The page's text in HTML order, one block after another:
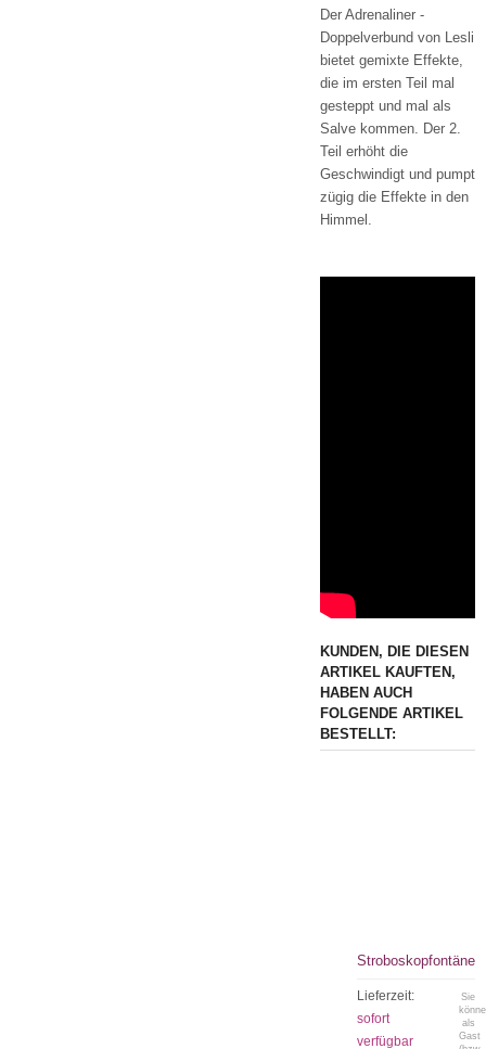
Der Adrenaliner -
Doppelverbund von Lesli
bietet gemixte Effekte,
die im ersten Teil mal
gesteppt und mal als
Salve kommen. Der 2.
Teil erhöht die
Geschwindigt und pumpt
zügig die Effekte in den
Himmel.
KUNDEN, DIE DIESEN
ARTIKEL KAUFTEN,
HABEN AUCH
FOLGENDE ARTIKEL
BESTELLT:
Stroboskopfontäne
Lieferzeit:
sofort
verfügbar
Sie
als
Gast